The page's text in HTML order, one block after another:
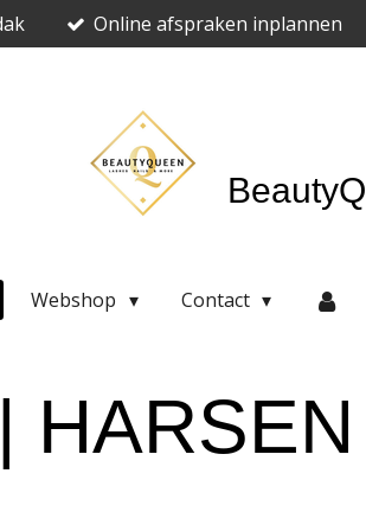
Online afspraken inplannen
Webshop Contact
HARSEN